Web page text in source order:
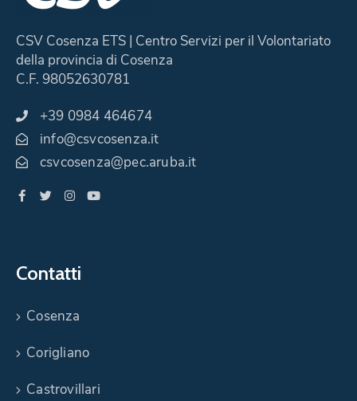
CSV Cosenza ETS | Centro Servizi per il Volontariato
della provincia di Cosenza
C.F. 98052630781
+39 0984 464674
info@csvcosenza.it
csvcosenza@pec.aruba.it
Contatti
Cosenza
Corigliano
Castrovillari